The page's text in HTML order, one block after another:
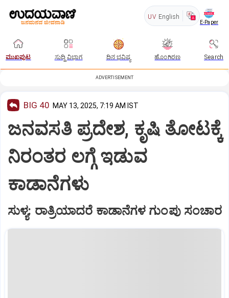
UV English
E-Paper
ಮುಖಪುಟ ಸುದ್ದಿ ವಿಭಾಗ ದಿನ ಭವಿಷ್ಯ ಹೊಂಗಿರಣ Search
ADVERTISEMENT
BIG 40 MAY 13, 2025, 7:19 AM IST
ಜನವಸತಿ ಪ್ರದೇಶ, ಕೃಷಿ ತೋಟಕ್ಕೆ
ನಿರಂತರ ಲಗ್ಗೆ ಇಡುವ
ಕಾಡಾನೆಗಳು
ಸುಳ್ಯ: ರಾತ್ರಿಯಾದರೆ ಕಾಡಾನೆಗಳ ಗುಂಪು ಸಂಚಾರ